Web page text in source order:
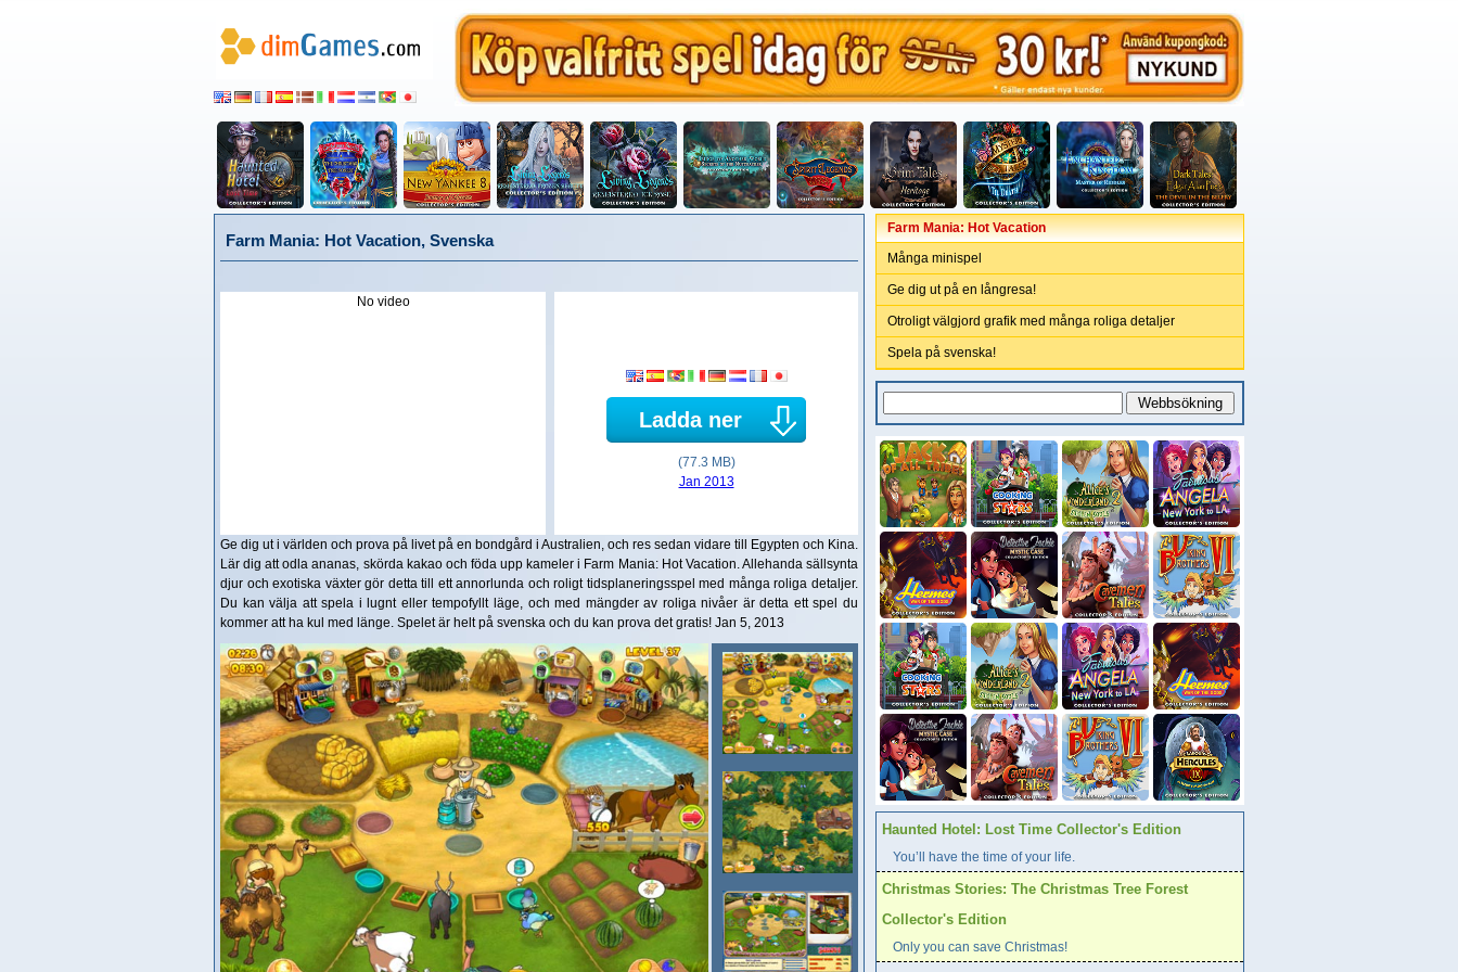
Farm Mania: Hot Vacation, Svenska
No video
Ladda ner
(77.3 MB)
Jan 2013
Ge dig ut i världen och prova på livet på en bondgård i Australien, och res sedan vidare till Egypten och Kina.
Lär dig att odla ananas, skörda kakao och föda upp kameler i Farm Mania: Hot Vacation. Allehanda sällsynta
djur och exotiska växter gör detta till ett annorlunda och roligt tidsplaneringsspel med många roliga detaljer.
Du kan välja att spela i lugnt eller tempofyllt läge, och med mängder av roliga nivåer är detta ett spel du
kommer att ha kul med länge. Spelet är helt på svenska och du kan prova det gratis! Jan 5, 2013
Farm Mania: Hot Vacation
Många minispel
Ge dig ut på en långresa!
Otroligt välgjord grafik med många roliga detaljer
Spela på svenska!
Haunted Hotel: Lost Time Collector's Edition
You’ll have the time of your life.
Christmas Stories: The Christmas Tree Forest
Collector's Edition
Only you can save Christmas!